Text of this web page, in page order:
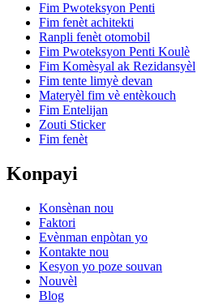
Fim Pwoteksyon Penti
Fim fenèt achitekti
Ranpli fenèt otomobil
Fim Pwoteksyon Penti Koulè
Fim Komèsyal ak Rezidansyèl
Fim tente limyè devan
Materyèl fim vè entèkouch
Fim Entelijan
Zouti Sticker
Fim fenèt
Konpayi
Konsènan nou
Faktori
Evènman enpòtan yo
Kontakte nou
Kesyon yo poze souvan
Nouvèl
Blog